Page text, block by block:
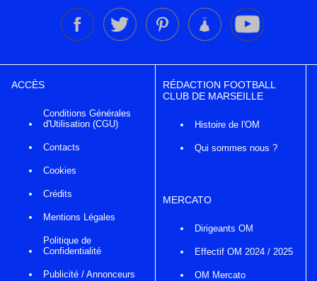
ACCÈS
Conditions Générales
d'Utilisation (CGU)
Contacts
Cookies
Crédits
Mentions Légales
Politique de
Confidentialité
Publicité / Annonceurs
RÉDACTION FOOTBALL
CLUB DE MARSEILLE
Histoire de l'OM
Qui sommes nous ?
MERCATO
Dirigeants OM
Effectif OM 2024 / 2025
OM Mercato